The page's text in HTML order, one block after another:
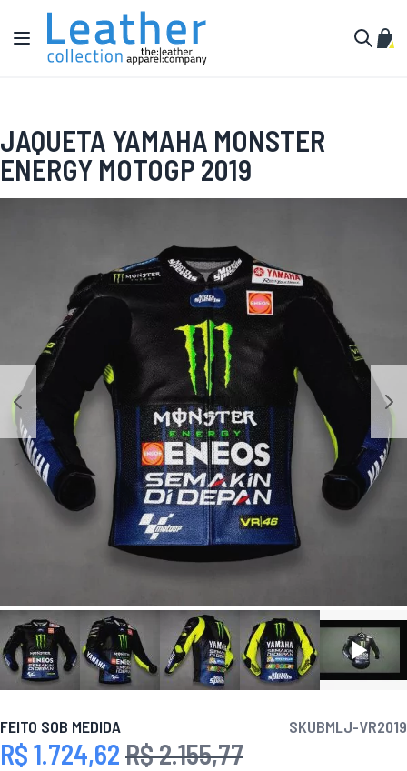
Pular para o conteúdo
Alternar Nav
JAQUETA YAMAHA MONSTER
ENERGY MOTOGP 2019
FEITO SOB MEDIDA SKUBMLJ-VR2019
Preço Especial
R$ 1.724,62 Preço
R$ 2.155,77